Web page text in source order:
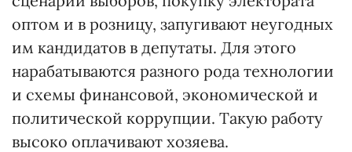
оптом и в розницу, запугивают неугодных
им кандидатов в депутаты. Для этого
нарабатываются разного рода технологии
и схемы финансовой, экономической и
политической коррупции. Такую работу
высоко оплачивают хозяева.